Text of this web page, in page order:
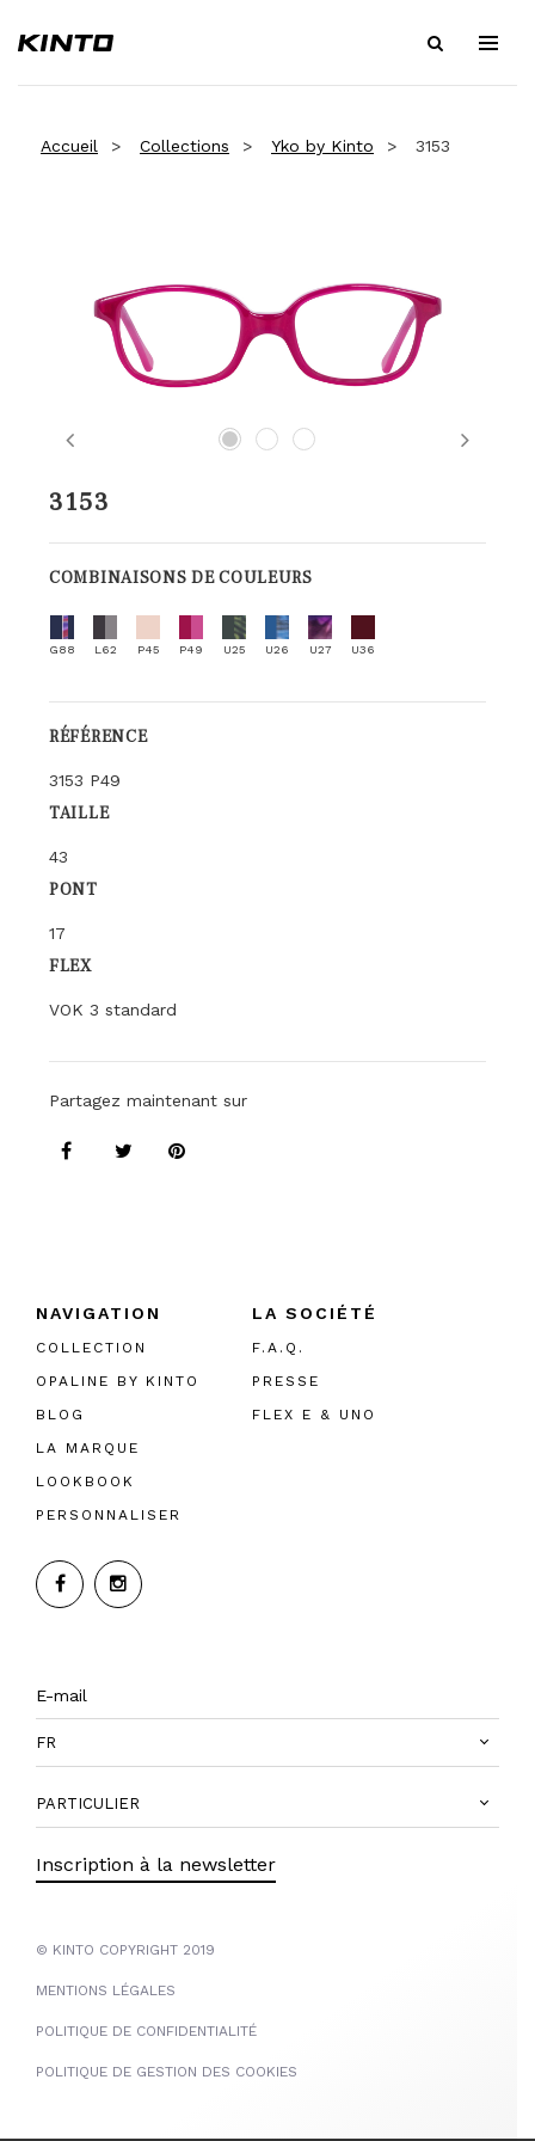
Accueil Collections Yko by Kinto 3153
Previous Next
3153
COMBINAISONS DE COULEURS
G88 L62 P45 P49 U25 U26 U27 U36
RÉFÉRENCE
3153 P49
TAILLE
43
PONT
17
FLEX
VOK 3 standard
Partagez maintenant sur
NAVIGATION
COLLECTION
OPALINE BY KINTO
BLOG
LA MARQUE
LOOKBOOK
PERSONNALISER
LA SOCIÉTÉ
F.A.Q.
PRESSE
FLEX E & UNO
FR
PARTICULIER
Inscription à la newsletter
© KINTO COPYRIGHT 2019
MENTIONS LÉGALES
POLITIQUE DE CONFIDENTIALITÉ
POLITIQUE DE GESTION DES COOKIES